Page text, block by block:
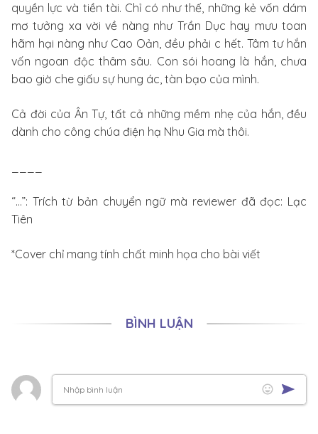
quyền lực và tiền tài. Chỉ có như thế, những kẻ vốn dám
mơ tưởng xa vời về nàng như Trần Dục hay mưu toan
hãm hại nàng như Cao Oản, đều phải c hết. Tâm tư hắn
vốn ngoan độc thâm sâu. Con sói hoang là hắn, chưa
bao giờ che giấu sự hung ác, tàn bạo của mình.
Cả đời của Ân Tự, tất cả những mềm nhẹ của hắn, đều
dành cho công chúa điện hạ Nhu Gia mà thôi.
“…”: Trích từ bản chuyển ngữ mà reviewer đã đọc: Lạc
Tiên
*Cover chỉ mang tính chất minh họa cho bài viết
BÌNH LUẬN